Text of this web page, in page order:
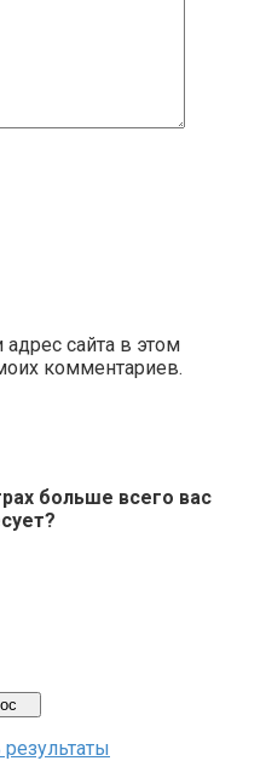
сайта в этом
комментариев.
больше всего вас